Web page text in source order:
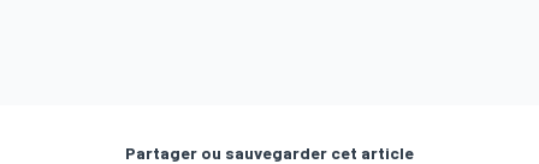
Partager ou sauvegarder cet article